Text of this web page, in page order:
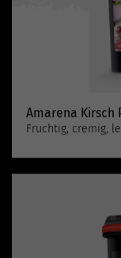
Amarena Kirsch
Fruchtig, cremig,